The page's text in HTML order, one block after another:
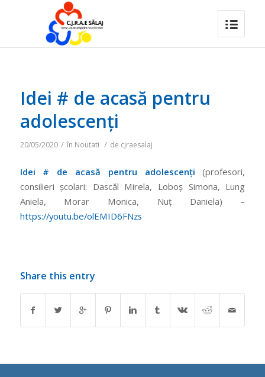
Idei # de acasă pentru
adolescenți
20/05/2020 / în Noutati / de cjraesalaj
Idei # de acasă pentru adolescenți (profesori,
consilieri școlari: Dascăl Mirela, Loboș Simona, Lung
Aniela, Morar Monica, Nuț Daniela) –
https://youtu.be/olEMID6FNzs
Share this entry